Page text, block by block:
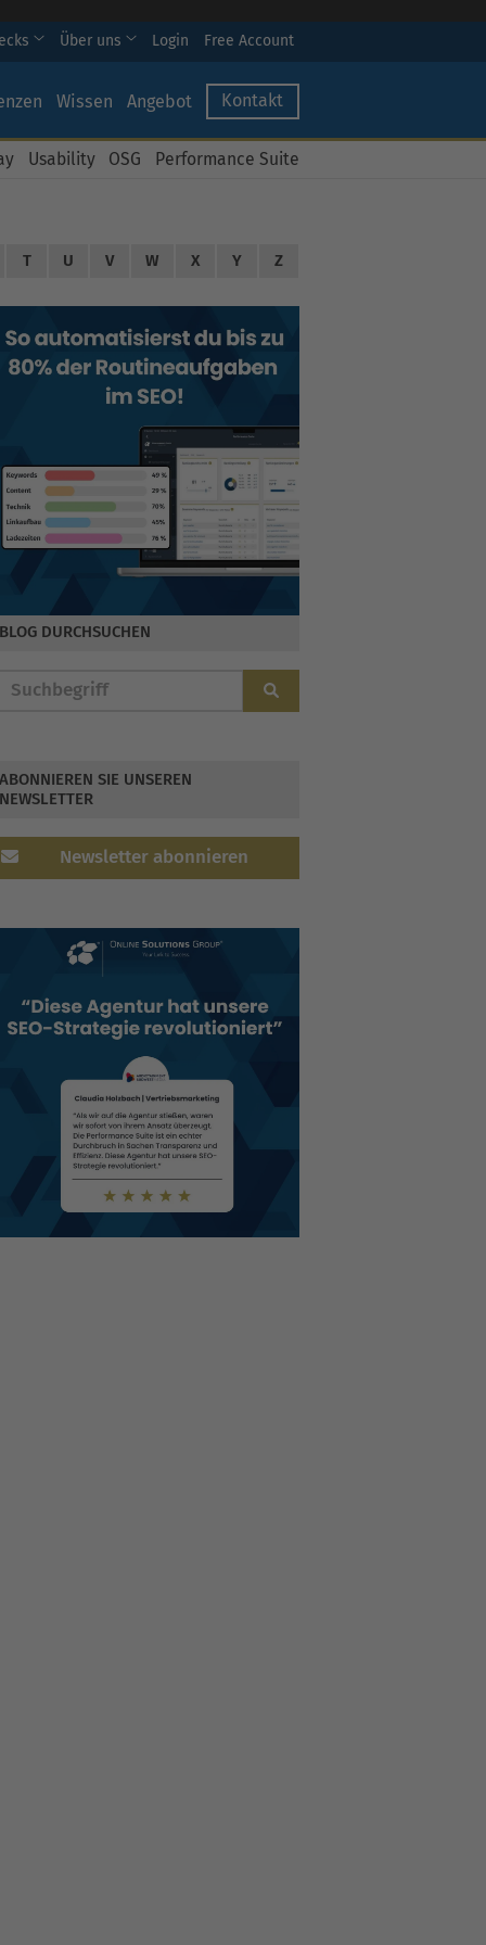
Über uns Login Free Account
Wissen Angebot Kontakt
Usability OSG Performance Suite
T U V W X Y Z
BLOG DURCHSUCHEN
ABONNIEREN SIE UNSEREN
NEWSLETTER
Newsletter abonnieren